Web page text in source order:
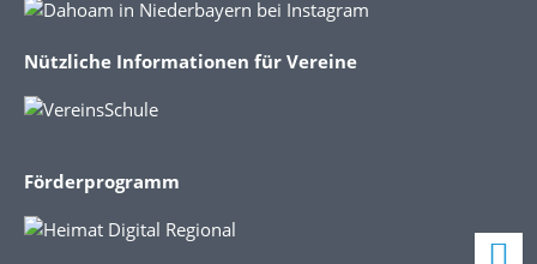
Nützliche Informationen für Vereine
Förderprogramm